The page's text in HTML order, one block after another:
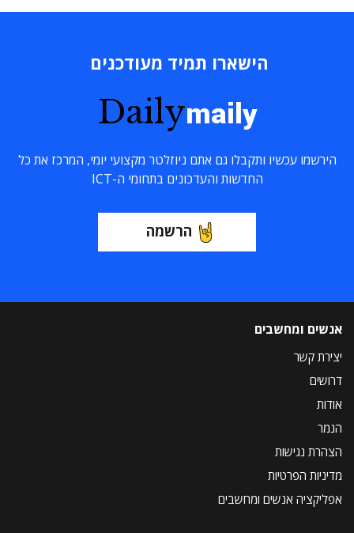
הישארו תמיד מעודכנים
Dailymaily
הירשמו עכשיו ותקבלו גם אתם ניוזלטר מקצועי יומי, המרכז את כל
החדשות והעדכונים בתחומי ה-ICT
הרשמה
אנשים ומחשבים
יצירת קשר
דרושים
אודות
הנמר
הצהרת נגישות
מדיניות הפרטיות
אפליקציה אנשים ומחשבים